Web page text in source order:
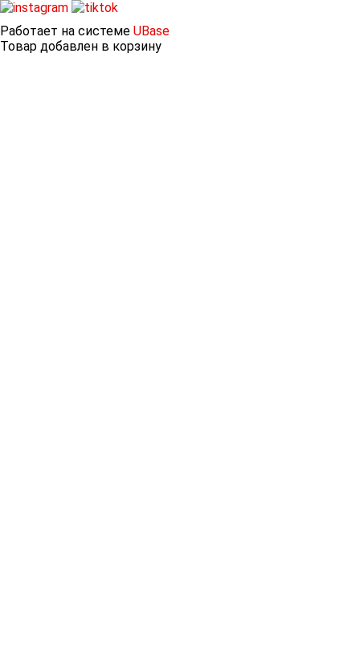
Работает на системе UBase
Товар добавлен в корзину